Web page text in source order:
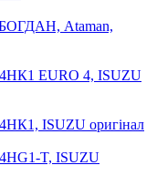
БОГДАН, Ataman,
EURO 4, ISUZU
ISUZU оригінал
T, ISUZU